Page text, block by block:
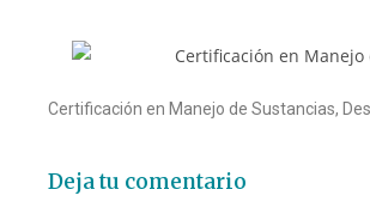
Certificación en Manejo de Sustancias,
Deja tu comentario